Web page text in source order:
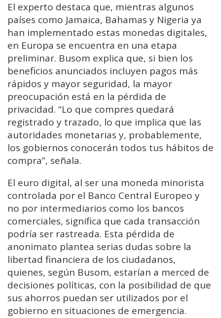
El experto destaca que, mientras algunos
países como Jamaica, Bahamas y Nigeria ya
han implementado estas monedas digitales,
en Europa se encuentra en una etapa
preliminar. Busom explica que, si bien los
beneficios anunciados incluyen pagos más
rápidos y mayor seguridad, la mayor
preocupación está en la pérdida de
privacidad. “Lo que compres quedará
registrado y trazado, lo que implica que las
autoridades monetarias y, probablemente,
los gobiernos conocerán todos tus hábitos de
compra”, señala.
El euro digital, al ser una moneda minorista
controlada por el Banco Central Europeo y
no por intermediarios como los bancos
comerciales, significa que cada transacción
podría ser rastreada. Esta pérdida de
anonimato plantea serias dudas sobre la
libertad financiera de los ciudadanos,
quienes, según Busom, estarían a merced de
decisiones políticas, con la posibilidad de que
sus ahorros puedan ser utilizados por el
gobierno en situaciones de emergencia.